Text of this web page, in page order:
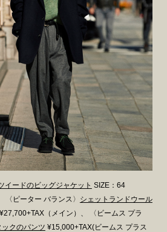
イードのビッグジャケット SIZE：64
〈ピーター バランス〉 シェットランドウール
¥27,700+TAX（メイン）、
〈ビームス プラ
クのパンツ ¥15,000+TAX(ビームス プラス